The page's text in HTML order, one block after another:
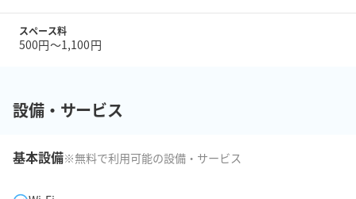
スペース料
500円〜1,100円
設備・サービス
基本設備※無料で利用可能の設備・サービス